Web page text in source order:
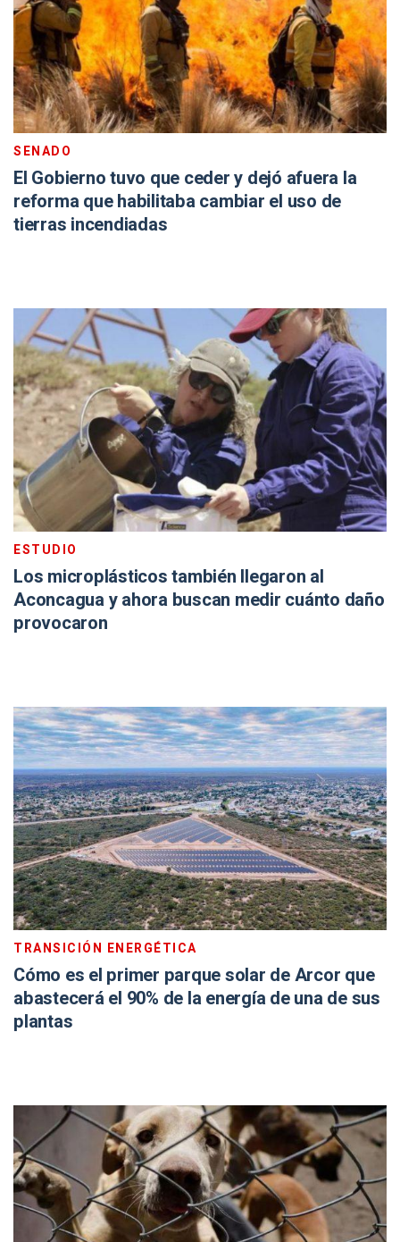
SENADO
El Gobierno tuvo que ceder y dejó afuera la
reforma que habilitaba cambiar el uso de
tierras incendiadas
ESTUDIO
Los microplásticos también llegaron al
Aconcagua y ahora buscan medir cuánto daño
provocaron
TRANSICIÓN ENERGÉTICA
Cómo es el primer parque solar de Arcor que
abastecerá el 90% de la energía de una de sus
plantas